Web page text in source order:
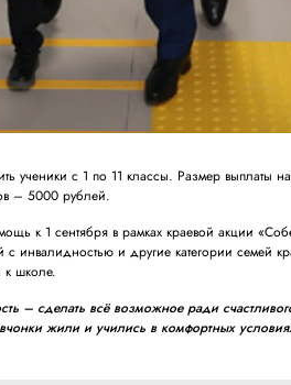
ученики с 1 по 11 классы. Размер выплаты
– 5000 рублей.
к 1 сентября в рамках краевой акции
инвалидностью и другие категории семей
школе.
– сделать всё возможное ради
жили и учились в комфортных